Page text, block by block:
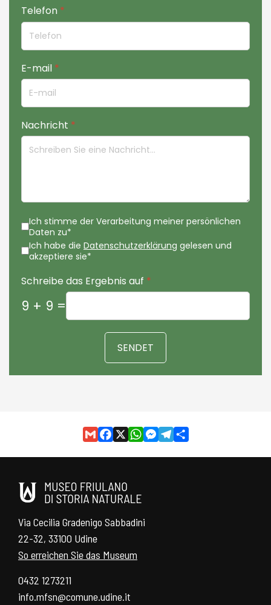
Telefon *
E-mail *
Nachricht *
Ich stimme der Verarbeitung meiner persönlichen
Daten zu*
Ich habe die Datenschutzerklärung gelesen und
akzeptiere sie*
Schreibe das Ergebnis auf *
9 + 9 =
SENDET
Via Cecilia Gradenigo Sabbadini
22-32, 33100 Udine
So erreichen Sie das Museum
0432 1273211
info.mfsn@comune.udine.it